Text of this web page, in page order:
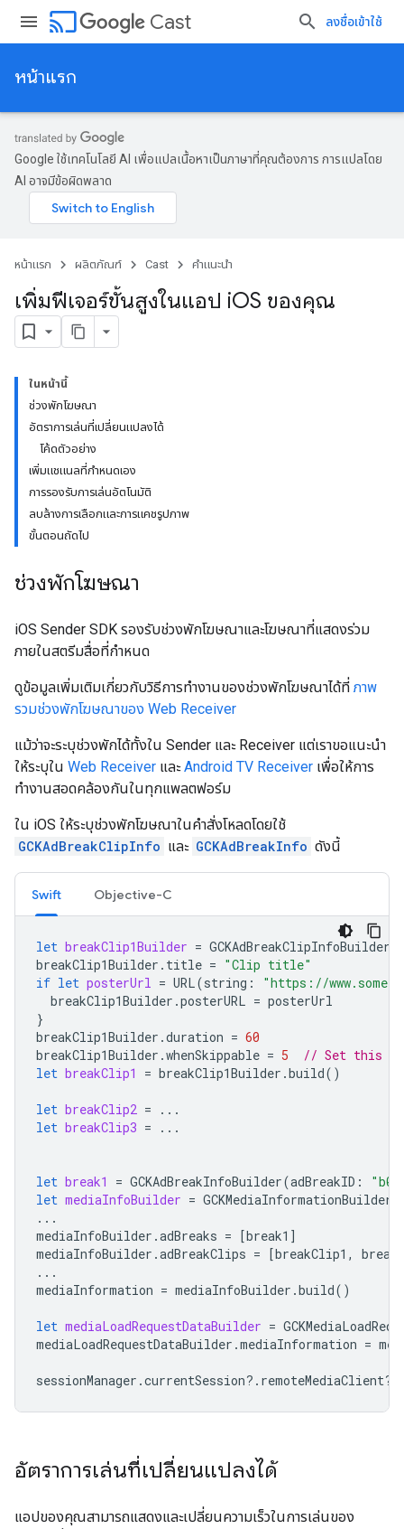
cast Cast ลงชื่อเข้าใช้
หน้าแรก
Google ใช้เทคโนโลยี AI เพื่อแปลเนื้อหาเป็นภาษาที่คุณต้องการ การแปลโดย
AI อาจมีข้อผิดพลาด
หน้าแรก ผลิตภัณฑ์ Cast คำแนะนำ
เพิ่มฟีเจอร์ขั้นสูงในแอป iOS ของคุณ
ในหน้านี้
ช่วงพักโฆษณา
อัตราการเล่นที่เปลี่ยนแปลงได้
โค้ดตัวอย่าง
เพิ่มแชแนลที่กำหนดเอง
การรองรับการเล่นอัตโนมัติ
ลบล้างการเลือกและการแคชรูปภาพ
ขั้นตอนถัดไป
ช่วงพักโฆษณา
iOS Sender SDK รองรับช่วงพักโฆษณาและโฆษณาที่แสดงร่วม
ภายในสตรีมสื่อที่กำหนด
ดูข้อมูลเพิ่มเติมเกี่ยวกับวิธีการทำงานของช่วงพักโฆษณาได้ที่ ภาพ
รวมช่วงพักโฆษณาของ Web Receiver
แม้ว่าจะระบุช่วงพักได้ทั้งใน Sender และ Receiver แต่เราขอแนะนำ
ให้ระบุใน Web Receiver และAndroid TV Receiver เพื่อให้การ
ทำงานสอดคล้องกันในทุกแพลตฟอร์ม
ใน iOS ให้ระบุช่วงพักโฆษณาในคำสั่งโหลดโดยใช้
GCKAdBreakClipInfo และ GCKAdBreakInfo ดังนี้
Swift Objective-C
let breakClip1Builder = GCKAdBreakClipInfoBuilder
breakClip1Builder . title = "Clip title"
if let posterUrl = URL(string :
"https://
breakClip1Builder .posterURL = posterUrl
}
breakClip1Builder .duration = 60
breakClip1Builder .whenSkippable = 5
// Set this
let breakClip1 = breakClip1Builder .build()
let breakClip2 =
...
let breakClip3 = ...
let break1 = GCKAdBreakInfoBuilder(adBreakID : "b0"
let mediaInfoBuilder = GCKMediaInformationBuilder
...
mediaInfoBuilder .adBreaks = [break1 ]
mediaInfoBuilder .adBreakClips = [breakClip1 ,
...
mediaInformation = mediaInfoBuilder .build()
let mediaLoadRequestDataBuilder =
mediaLoadRequestDataBuilder .mediaInformation =
sessionManager .currentSession?. remoteMediaClient?.
อัตราการเล่นที่เปลี่ยนแปลงได้
แอปของคุณสามารถแสดงและเปลี่ยนความเร็วในการเล่นของ